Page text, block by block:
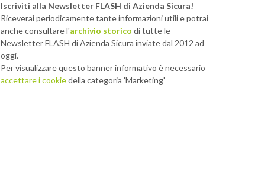
Iscriviti alla Newsletter FLASH di Azienda Sicura!
Riceverai periodicamente tante informazioni utili e potrai
anche consultare l'archivio storico di tutte le
Newsletter FLASH di Azienda Sicura inviate dal 2012 ad
oggi.
Per visualizzare questo banner informativo è necessario
accettare i cookiedella categoria 'Marketing'